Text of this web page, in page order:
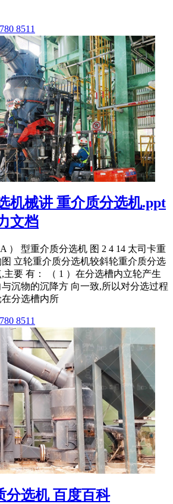
8511
机械讲 重介质分选机.ppt
文档
） 型重介质分选机 图 2 4 14 太司卡重
立轮重介质分选机较斜轮重介质分选
主要 有： （ 1 ）在分选槽内立轮产生
沉物的沉降方 向一致,所以对分选过程
分选槽内所
8511
分选机 百度百科